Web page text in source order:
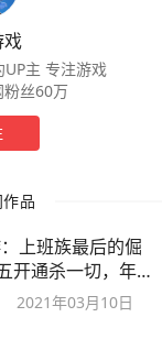
戏
主 专注游戏
丝60万
品
上班族最后的倔
开通杀一切，年入
2021年03月10日